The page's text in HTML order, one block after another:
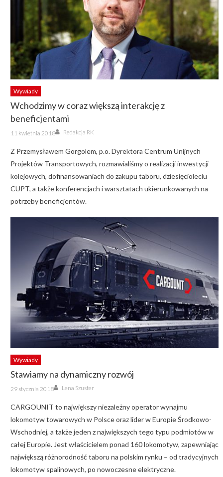
Wywiady
Wchodzimy w coraz większą interakcję z
beneficjentami
Posted
on
11 kwietnia 2018 Author
Redakcja RK
Z Przemysławem Gorgolem, p.o. Dyrektora Centrum Unijnych
Projektów Transportowych, rozmawialiśmy o realizacji inwestycji
kolejowych, dofinansowaniach do zakupu taboru, dziesięcioleciu
CUPT, a także konferencjach i warsztatach ukierunkowanych na
potrzeby beneficjentów.
Wywiady
Stawiamy na dynamiczny rozwój
Posted
on
29 stycznia 2018 Author
Lena Szuster
CARGOUNIT to największy niezależny operator wynajmu
lokomotyw towarowych w Polsce oraz lider w Europie Środkowo-
Wschodniej, a także jeden z największych tego typu podmiotów w
całej Europie. Jest właścicielem ponad 160 lokomotyw, zapewniając
największą różnorodność taboru na polskim rynku – od tradycyjnych
lokomotyw spalinowych, po nowoczesne elektryczne.